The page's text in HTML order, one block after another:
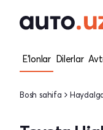
E'lonlar Dilerlar
Bosh sahifa